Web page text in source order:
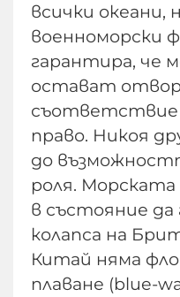
всички
военноморски
гарантира, че
остават
съответствие
право. Никоя
до
роля.
в състояние да
колапса на
Китай няма
плаване (blue-